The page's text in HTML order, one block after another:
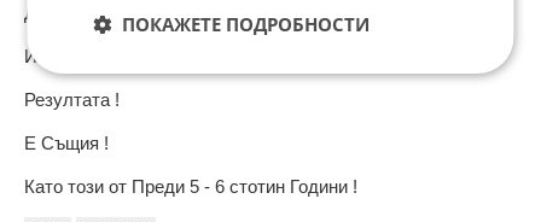
Дали е КПСС !
Или СДС !
Резултата !
Е Същия !
Като този от Преди 5 - 6 стотин Години !
ПОКАЖЕТЕ ПОДРОБНОСТИ